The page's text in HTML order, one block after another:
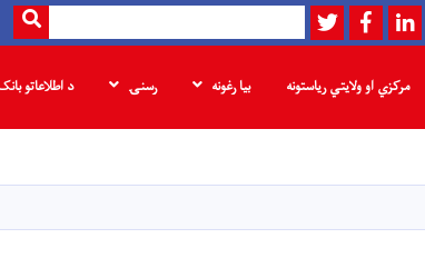
Youtube
LinkedIn
Facebook
Twitter
لټون
مرکزي او ولایتي ریاستونه بیا رغونه رسنۍ د اطلاعاتو